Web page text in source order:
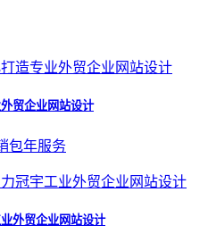
贸企业网站设计
包年服务
外贸企业网站设计